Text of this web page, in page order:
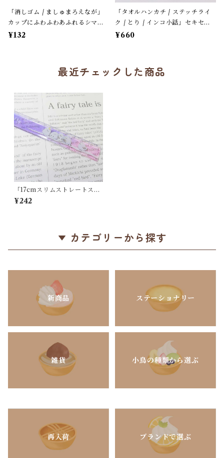
「消しゴム / ましゅまろえなが」
カップにふわふわあふれるシマエ
ナガ / カフェオレ色 / クーリア
¥132
「タオルハンカチ / ステッチライ
ク / とり / インコ小話」セキセイ
＆オカメ / 小鳥刺繍のハンドタオ
¥660
最近チェックした商品
「17cmスリムストレートスケ
ール / エナガノマド」枝のシ
マエナガ / クリア・ピンクグ
¥242
カテゴリーから探す
新商品 ステーショナリー
雑貨 小鳥の種類から選ぶ
再入荷 ブランドで選ぶ